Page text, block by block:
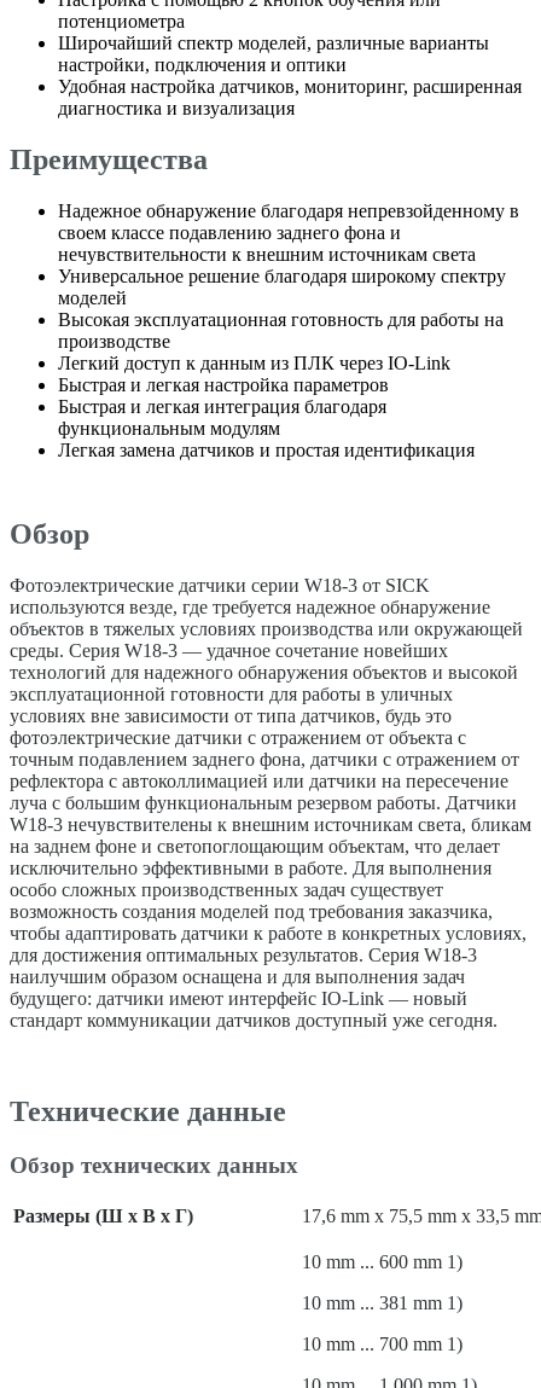
потенциометра
Широчайший спектр моделей, различные варианты
настройки, подключения и оптики
Удобная настройка датчиков, мониторинг, расширенная
диагностика и визуализация
Преимущества
Надежное обнаружение благодаря непревзойденному в
своем классе подавлению заднего фона и
нечувствительности к внешним источникам света
Универсальное решение благодаря широкому спектру
моделей
Высокая эксплуатационная готовность для работы на
производстве
Легкий доступ к данным из ПЛК через IO-Link
Быстрая и легкая настройка параметров
Быстрая и легкая интеграция благодаря
функциональным модулям
Легкая замена датчиков и простая идентификация
Обзор
Фотоэлектрические датчики серии W18-3 от SICK
используются везде, где требуется надежное обнаружение
объектов в тяжелых условиях производства или окружающей
среды. Серия W18-3 — удачное сочетание новейших
технологий для надежного обнаружения объектов и высокой
эксплуатационной готовности для работы в уличных
условиях вне зависимости от типа датчиков, будь это
фотоэлектрические датчики с отражением от объекта с
точным подавлением заднего фона, датчики с отражением от
рефлектора с автоколлимацией или датчики на пересечение
луча с большим функциональным резервом работы. Датчики
W18-3 нечувствителены к внешним источникам света, бликам
на заднем фоне и светопоглощающим объектам, что делает
исключительно эффективными в работе. Для выполнения
особо сложных производственных задач существует
возможность создания моделей под требования заказчика,
чтобы адаптировать датчики к работе в конкретных условиях,
для достижения оптимальных результатов. Серия W18-3
наилучшим образом оснащена и для выполнения задач
будущего: датчики имеют интерфейс IO-Link — новый
стандарт коммуникации датчиков доступный уже сегодня.
Технические данные
Обзор технических данных
Размеры (Ш x В x Г) 17,6 mm x 75,5 mm x 33,5
10 mm ... 600 mm 1)
10 mm ... 381 mm 1)
10 mm ... 700 mm 1)